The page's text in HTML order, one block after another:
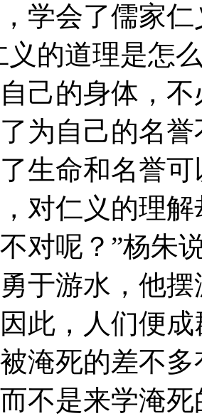
学会了儒家
义的道理是怎
己的身体，不
为自己的名誉
生命和名誉
对仁义的理
对呢？”杨朱
于游水，他
此，人们便
淹死的差不
不是来学淹